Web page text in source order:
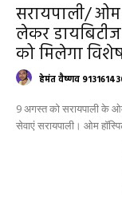
सरायपाली/ ओम
लेकर
को मिलेगा
हेमंत वैष्णव
9 अगस्त को सरायपाली के
सेवाएं सरायपाली। ओम